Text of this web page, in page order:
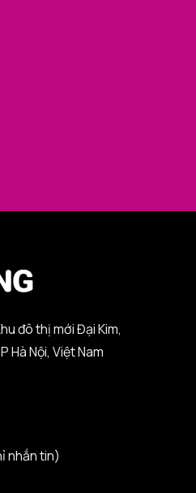
đô thị mới Đại Kim,
Hà Nội, Việt Nam
nhắn tin)